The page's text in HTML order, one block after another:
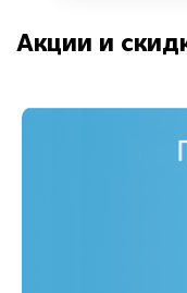
Акции и